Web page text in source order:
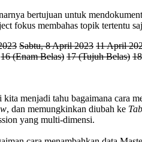
bertujuan untuk
fokus membahas topik tertentu
Sabtu, 8 April 2023 11 April
16 (Enam Belas) 17 (Tujuh Belas)
menjadi tahu bagaimana cara
, dan memungkinkan diubah ke
yang multi-dimensi.